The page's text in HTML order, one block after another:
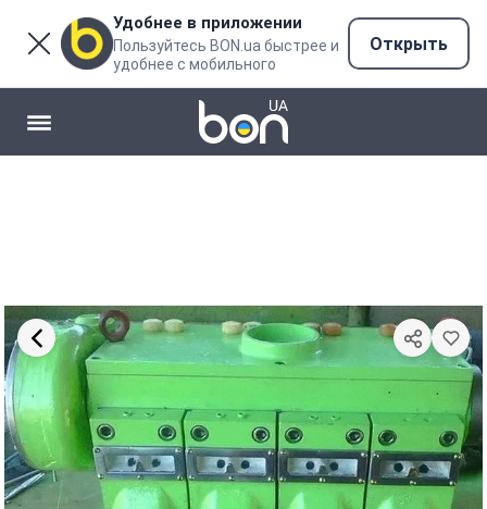
Удобнее в приложении
Пользуйтесь BON.ua быстрее и
удобнее с мобильного
Открыть